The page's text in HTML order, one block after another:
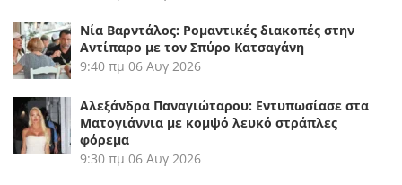
Νία Βαρντάλος: Ρομαντικές διακοπές στην
Αντίπαρο με τον Σπύρο Κατσαγάνη
9:40 πμ 06 Αυγ 2026
Αλεξάνδρα Παναγιώταρου: Εντυπωσίασε στα
Ματογιάννια με κομψό λευκό στράπλες
φόρεμα
9:30 πμ 06 Αυγ 2026